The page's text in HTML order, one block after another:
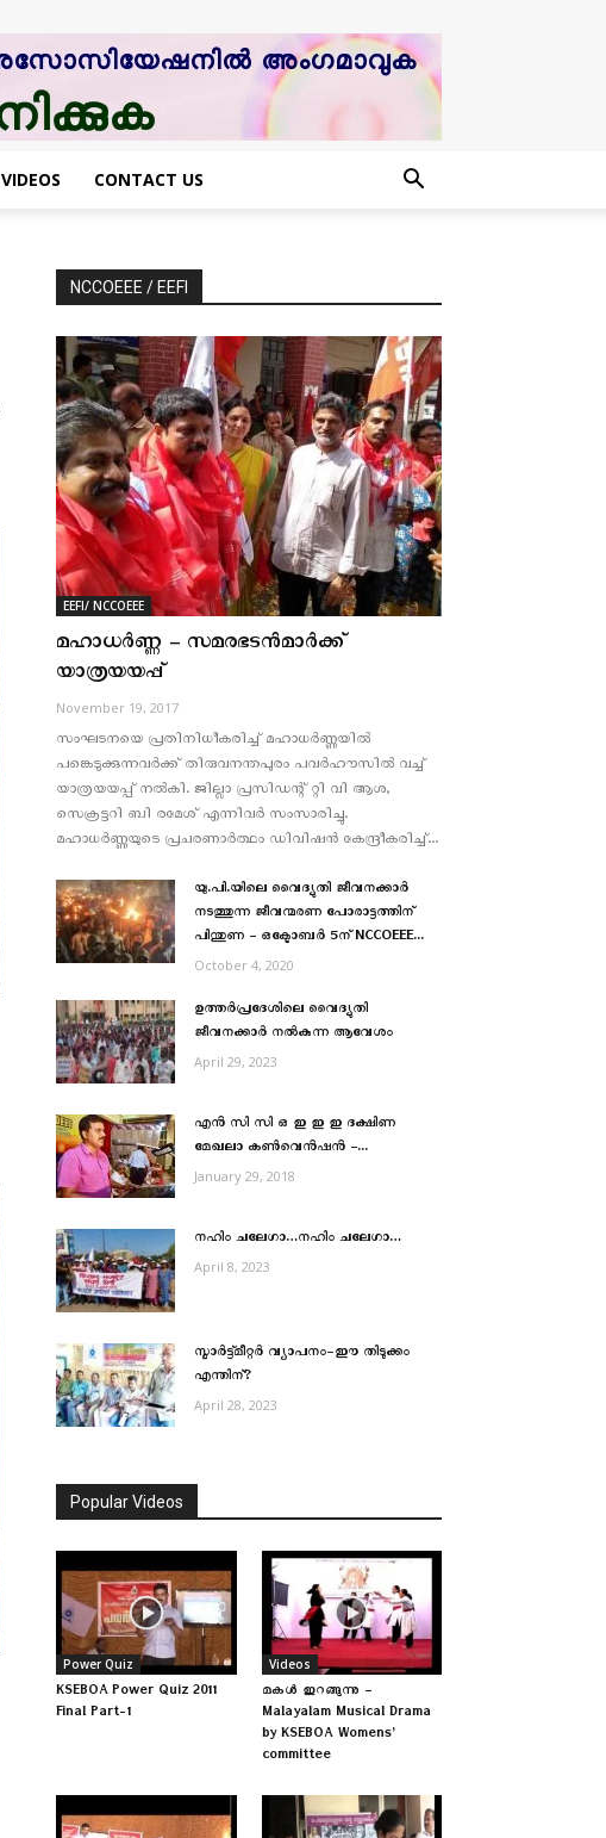
VIDEOS CONTACT US
NCCOEEE / EEFI
EEFI/ NCCOEEE
മഹാധര്‍ണ്ണ – സമരഭടന്‍മാര്‍ക്ക്
യാത്രയയപ്പ്
November 19, 2017
സംഘടനയെ പ്രതിനിധീകരിച്ച് മഹാധര്‍ണ്ണയില്‍
പങ്കെടുക്കുന്നവര്‍ക്ക് തിരുവനന്തപുരം പവര്‍ഹൗസില്‍ വച്ച്
യാത്രയയപ്പ് നല്‍കി. ജില്ലാ പ്രസിഡന്റ് റ്റി വി ആശ,
സെക്രട്ടറി ബി രമേശ് എന്നിവര്‍ സംസാരിച്ചു.
മഹാധര്‍ണ്ണയുടെ പ്രചരണാര്‍ത്ഥം ഡിവിഷന്‍ കേന്ദ്രീകരിച്ച്...
യു.പി.യിലെ വൈദ്യുതി ജീവനക്കാർ
നടത്തുന്ന ജീവന്മരണ പോരാട്ടത്തിന്
പിന്തുണ – ഒക്ടോബര്‍ 5ന് NCCOEEE...
October 4, 2020
ഉത്തർപ്രദേശിലെ വൈദ്യുതി
ജീവനക്കാർ നല്‍കുന്ന ആവേശം
April 29, 2023
എന്‍ സി സി ഒ ഇ ഇ ഇ ദക്ഷിണ
മേഖലാ കണ്‍വെന്‍ഷന്‍ –...
January 29, 2018
നഹിം ചലേഗാ…നഹിം ചലേഗാ…
April 8, 2023
സ്മാര്‍ട്ട്മീറ്റര്‍ വ്യാപനം-ഈ തിടുക്കം
എന്തിന്?
April 28, 2023
Popular Videos
Power Quiz
KSEBOA Power Quiz 2011
Final Part-1
Videos
മകള്‍ ഇറങ്ങുന്നു –
Malayalam Musical Drama
by KSEBOA Womens’
committee